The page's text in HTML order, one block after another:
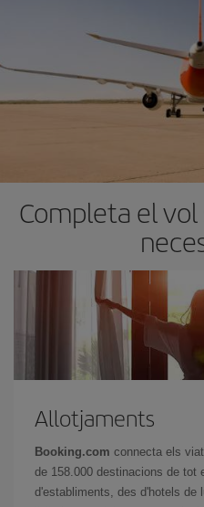
Completa el
Allotjaments
Booking.com connecta els
de 158.000 destinacions de tot
d'establiments, des d'hotels de